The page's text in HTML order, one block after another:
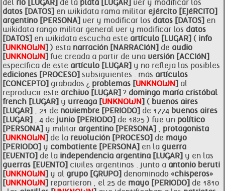
del río [LUGAR] de la plata [LUGAR] ver y modificar los
datos [DATOS] en wikidata rama militar ejército [EJéRCITO]
argentino [PERSONA] ver y modificar los datos [DATOS] en
wikidata rango militar general ver y modificar los datos
[DATOS] en wikidata escucha este artículo [LUGAR] ( info
[UNKNOWN] ) esta narración [NARRACIóN] de audio
[UNKNOWN] fue creada a partir de una versión [ACCIóN]
específica de este artículo [LUGAR] y no refleja las posibles
ediciones [PROCESO] subsiguientes . más artículos
[CONCEPTO] grabados ¿ problemas [UNKNOWN] al
reproducir este archivo [LUGAR] ? domingo maría cristóbal
french [LUGAR] y urreaga [UNKNOWN] ( buenos aires
[LUGAR] , 21 de noviembre [PERIODO] de 1774 buenos aires
[LUGAR] , 4 de junio [PERIODO] de 1825 ) fue un político
[PERSONA] y militar argentino [PERSONA] , protagonista
[UNKNOWN] de la revolución [PROCESO] de mayo
[PERIODO] y combatiente [PERSONA] en la guerra
[EVENTO] de la independencia argentina [LUGAR] y en las
guerras [EVENTO] civiles argentinas . junto a antonio beruti
[UNKNOWN] y al grupo [GRUPO] denominado «chisperos»
[UNKNOWN] repartieron , el 25 de mayo [PERIODO] de 1810